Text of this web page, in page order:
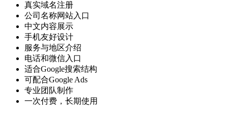
真实域名注册
公司名称网站入口
中文内容展示
手机友好设计
服务与地区介绍
电话和微信入口
适合Google搜索结构
可配合Google Ads
专业团队制作
一次付费，长期使用